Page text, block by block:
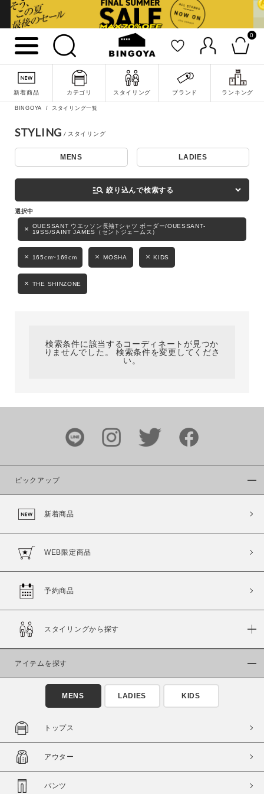
0
新着商品 カテゴリ スタイリング ブランド ランキング
詳細検索
キーワード
性別
価格
商品タイプ
通常商品
在庫
在庫あり 在庫なし含む
BINGOYA スタイリング一覧
STYLING
MENS LADIES
manage_search 絞り込んで検索する
OUESSANT ウエッソン長袖Tシャツ ボーダー/OUESSANT-
19SS/SAINT JAMES（セントジェームス）
165cm~169cm MOSHA KIDS
THE SHINZONE
検索条件に該当するコーディネートが見つか
りませんでした。 検索条件を変更してくださ
い。
ピックアップ
新着商品
WEB限定商品
予約商品
スタイリングから探す
アイテムを探す
MENS LADIES KIDS
トップス
アウター
パンツ